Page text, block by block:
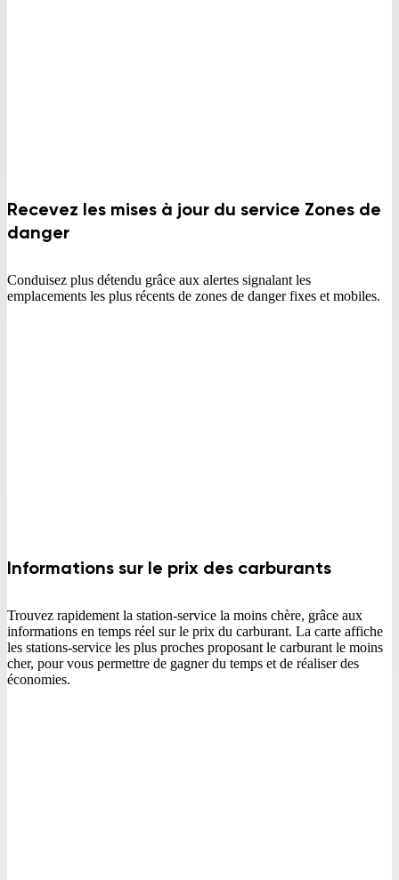
Recevez les mises à jour du service Zones de
danger
Conduisez plus détendu grâce aux alertes signalant les
emplacements les plus récents de zones de danger fixes et mobiles.
Informations sur le prix des carburants
Trouvez rapidement la station-service la moins chère, grâce aux
informations en temps réel sur le prix du carburant. La carte affiche
les stations-service les plus proches proposant le carburant le moins
cher, pour vous permettre de gagner du temps et de réaliser des
économies.